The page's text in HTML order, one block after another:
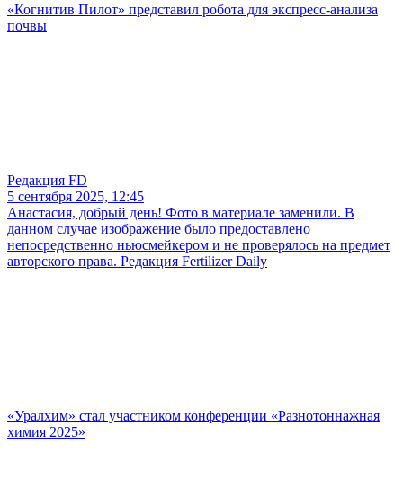
«Когнитив Пилот» представил робота для экспресс-анализа
почвы
Редакция FD
5 сентября 2025, 12:45
Анастасия, добрый день! Фото в материале заменили. В
данном случае изображение было предоставлено
непосредственно ньюсмейкером и не проверялось на предмет
авторского права. Редакция Fertilizer Daily
«Уралхим» стал участником конференции «Разнотоннажная
химия 2025»